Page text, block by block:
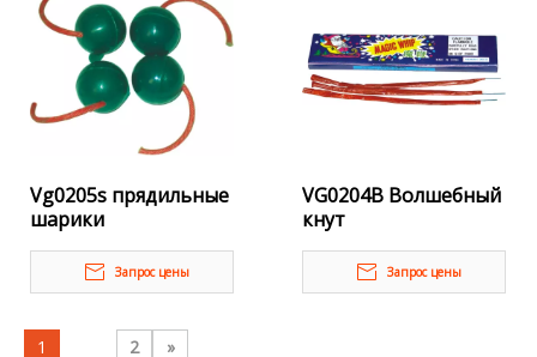
Vg0205s прядильные
шарики
Запрос цены
VG0204B Волшебный
кнут
Запрос цены
1 2 »